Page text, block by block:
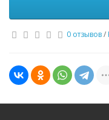
0 отзывов/